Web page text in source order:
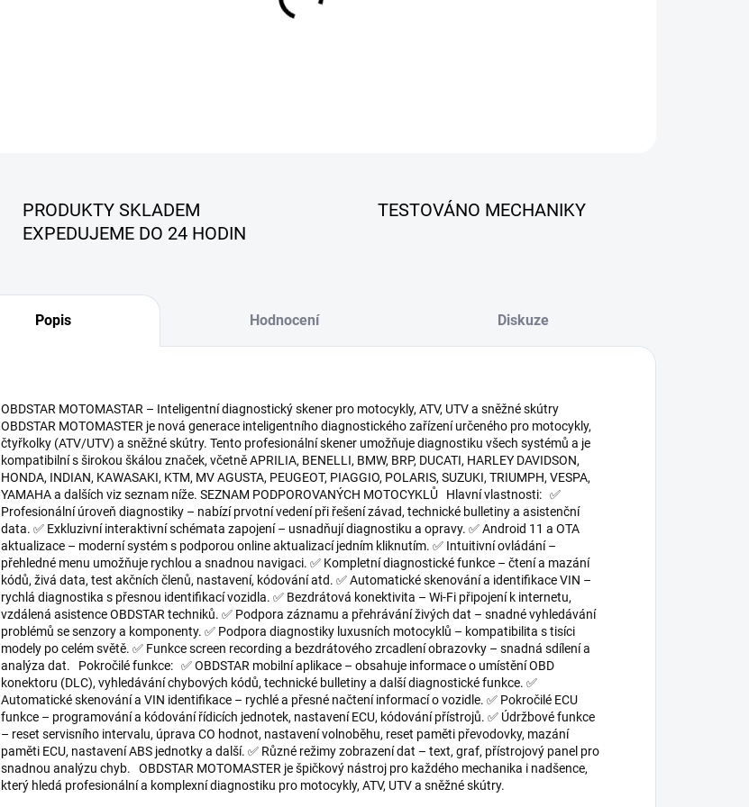
PRODUKTY SKLADEM
EXPEDUJEME DO 24 HODIN
TESTOVÁNO MECHANIKY
Popis Hodnocení Diskuze
OBDSTAR MOTOMASTAR – Inteligentní diagnostický skener pro motocykly, ATV, UTV a sněžné skútry
OBDSTAR MOTOMASTER je nová generace inteligentního diagnostického zařízení určeného pro motocykly,
čtyřkolky (ATV/UTV) a sněžné skútry. Tento profesionální skener umožňuje diagnostiku všech systémů a je
kompatibilní s širokou škálou značek, včetně APRILIA, BENELLI, BMW, BRP, DUCATI, HARLEY DAVIDSON,
HONDA, INDIAN, KAWASAKI, KTM, MV AGUSTA, PEUGEOT, PIAGGIO, POLARIS, SUZUKI, TRIUMPH, VESPA,
YAMAHA a dalších viz seznam níže. SEZNAM PODPOROVANÝCH MOTOCYKLŮ Hlavní vlastnosti: ✅
Profesionální úroveň diagnostiky – nabízí prvotní vedení při řešení závad, technické bulletiny a asistenční
data. ✅ Exkluzivní interaktivní schémata zapojení – usnadňují diagnostiku a opravy. ✅ Android 11 a OTA
aktualizace – moderní systém s podporou online aktualizací jedním kliknutím. ✅ Intuitivní ovládání –
přehledné menu umožňuje rychlou a snadnou navigaci. ✅ Kompletní diagnostické funkce – čtení a mazání
kódů, živá data, test akčních členů, nastavení, kódování atd. ✅ Automatické skenování a identifikace VIN –
rychlá diagnostika s přesnou identifikací vozidla. ✅ Bezdrátová konektivita – Wi-Fi připojení k internetu,
vzdálená asistence OBDSTAR techniků. ✅ Podpora záznamu a přehrávání živých dat – snadné vyhledávání
problémů se senzory a komponenty. ✅ Podpora diagnostiky luxusních motocyklů – kompatibilita s tisíci
modely po celém světě. ✅ Funkce screen recording a bezdrátového zrcadlení obrazovky – snadná sdílení a
analýza dat. Pokročilé funkce: ✅ OBDSTAR mobilní aplikace – obsahuje informace o umístění OBD
konektoru (DLC), vyhledávání chybových kódů, technické bulletiny a další diagnostické funkce. ✅
Automatické skenování a VIN identifikace – rychlé a přesné načtení informací o vozidle. ✅ Pokročilé ECU
funkce – programování a kódování řídicích jednotek, nastavení ECU, kódování přístrojů. ✅ Údržbové funkce
– reset servisního intervalu, úprava CO hodnot, nastavení volnoběhu, reset paměti převodovky, mazání
paměti ECU, nastavení ABS jednotky a další. ✅ Různé režimy zobrazení dat – text, graf, přístrojový panel pro
snadnou analýzu chyb. OBDSTAR MOTOMASTER je špičkový nástroj pro každého mechanika i nadšence,
který hledá profesionální a komplexní diagnostiku pro motocykly, ATV, UTV a sněžné skútry.